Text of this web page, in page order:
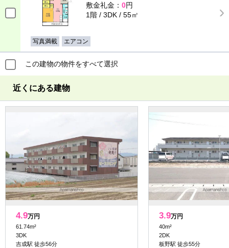
敷金礼金： 0円
1階 / 3DK / 55㎡
写真満載 エアコン
この建物の物件をすべて選択
近くにある建物
4.9万円
61.74m²
3DK
吉成駅 徒歩56分
3.9万円
40m²
2DK
板野駅 徒歩55分